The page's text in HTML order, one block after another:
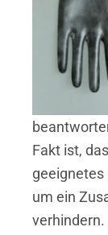
Fakt ist,
geeignetes
um ein
verhindern.